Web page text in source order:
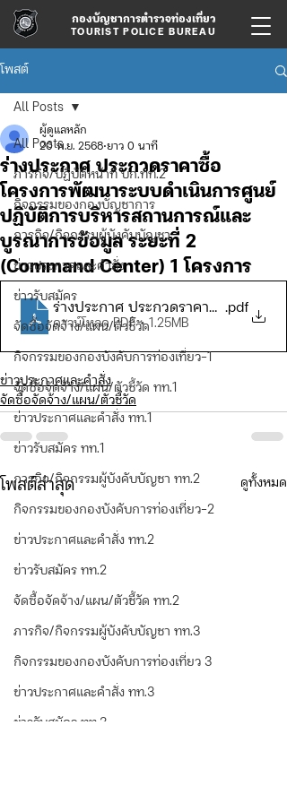
กองบัญชาการตำรวจท่องเที่ยว
TOURIST POLICE BUREAU
โพสต์
All Posts
ภารกิจ/ปฏิบัติหน้าที่ บก.ทท.2
กิจกรรมของกองบัญชาการ
ภารกิจ/กิจกรรมผู้บังคับบัญชา
ข่าวประกาศและคำสั่ง
ข่าวรับสมัคร
จัดซื้อจัดจ้าง/แผน/ตัวชี้วัด
กิจกรรมของกองบังคับการท่องเที่ยว-1
จัดซื้อจัดจ้าง/แผน/ตัวชี้วัด ทท.1
ข่าวประกาศและคำสั่ง ทท.1
ข่าวรับสมัคร ทท.1
ภารกิจ/กิจกรรมผู้บังคับบัญชา ทท.2
กิจกรรมของกองบังคับการท่องเที่ยว-2
ข่าวประกาศและคำสั่ง ทท.2
ข่าวรับสมัคร ทท.2
จัดซื้อจัดจ้าง/แผน/ตัวชี้วัด ทท.2
ภารกิจ/กิจกรรมผู้บังคับบัญชา ทท.3
กิจกรรมของกองบังคับการท่องเที่ยว 3
ข่าวประกาศและคำสั่ง ทท.3
ข่าวรับสมัคร ทท.3
All Posts
ร่างประกาศ ประกวดราคาซื้อ
โครงการพัฒนาระบบดำเนินการศูนย์
ปฏิบัติการบริหารสถานการณ์และ
บูรณาการข้อมูล ระยะที่ 2
(Command Center) 1 โครงการ
ผู้ดูแลหลัก
20 พ.ย. 2568 ยาว 0 นาที
ร่างประกาศ ประกวดราคาซื้อโครงก
.pdf
ดาวน์โหลด PDF • 1.25MB
ข่าวประกาศและคำสั่ง
จัดซื้อจัดจ้าง/แผน/ตัวชี้วัด
โพสต์ล่าสุด ดูทั้งหมด